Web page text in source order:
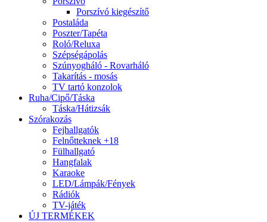
Porszívó kiegészítő
Postaláda
Poszter/Tapéta
Roló/Reluxa
Szépségápolás
Szúnyogháló - Rovarháló
Takarítás - mosás
TV tartó konzolok
Ruha/Cipő/Táska
Táska/Hátizsák
Szórakozás
Fejhallgatók
Felnőtteknek +18
Fülhallgató
Hangfalak
Karaoke
LED/Lámpák/Fények
Rádiók
TV-játék
ÚJ TERMÉKEK